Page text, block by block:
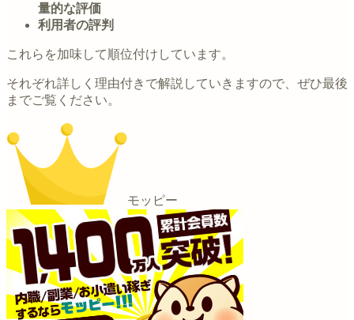
量的な評価
利用者の評判
これらを加味して順位付けしています。
それぞれ詳しく理由付きで解説していきますので、ぜひ最後
までご覧ください。
モッピー